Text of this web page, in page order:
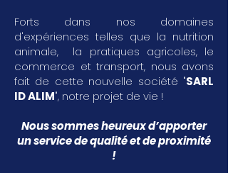
Forts dans nos domaines
d'expériences telles que la nutrition
animale, la pratiques agricoles, le
commerce et transport, nous avons
fait de cette nouvelle société "SARL
ID ALIM", notre projet de vie !
Nous sommes heureux d’apporter
un service de qualité et de proximité
!